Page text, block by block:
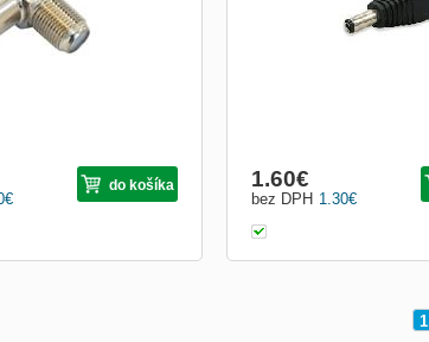
€
do košíka
1.30€
bez DPH
1.60€
1